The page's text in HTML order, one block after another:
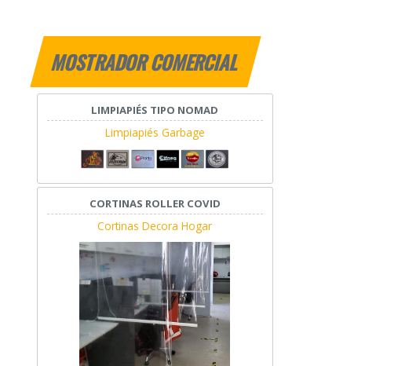
MOSTRADOR COMERCIAL
LIMPIAPIÉS TIPO NOMAD
Limpiapiés Garbage
CORTINAS ROLLER COVID
Cortinas Decora Hogar